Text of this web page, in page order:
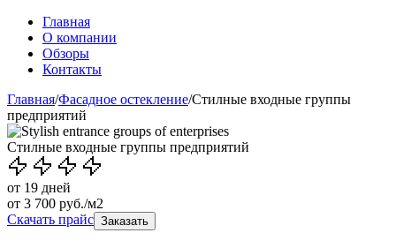
Главная
О компании
Обзоры
Контакты
Главная/Фасадное остекление/Стилные входные группы
предприятий
Стилные входные группы предприятий
от 19 дней
от 3 700 руб./м2
Скачать прайс Заказать